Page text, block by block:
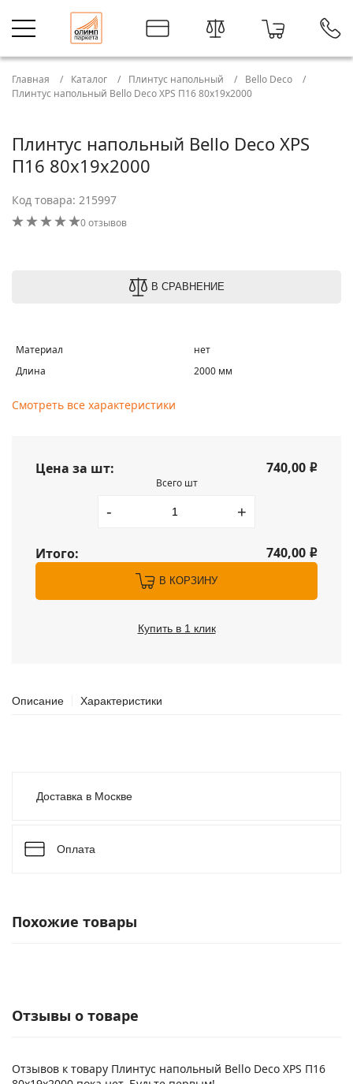
Главная Каталог Плинтус напольный
Bello Deco
Плинтус напольный Bello Deco XPS П16 80х19х2000
Плинтус напольный Bello Deco XPS
П16 80х19х2000
Код товара: 215997
0 отзывов
В СРАВНЕНИЕ
Материал
нет
Длина
2000 мм
Смотреть все характеристики
Цена за шт: 740,00 i
Всего шт
- +
Итого: 740,00 i
В КОРЗИНУ
Купить в 1 клик
Описание Характеристики
Доставка в Москве
Оплата
Похожие товары
Отзывы о товаре
Отзывов к товару Плинтус напольный Bello Deco XPS П16